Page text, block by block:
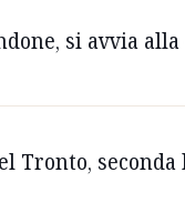
si avvia
Tronto,